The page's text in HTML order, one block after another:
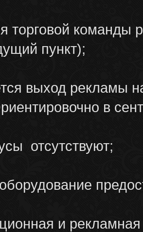
торговой команды
пункт);
выход рекламы
в
отсутствуют;
и рекламная